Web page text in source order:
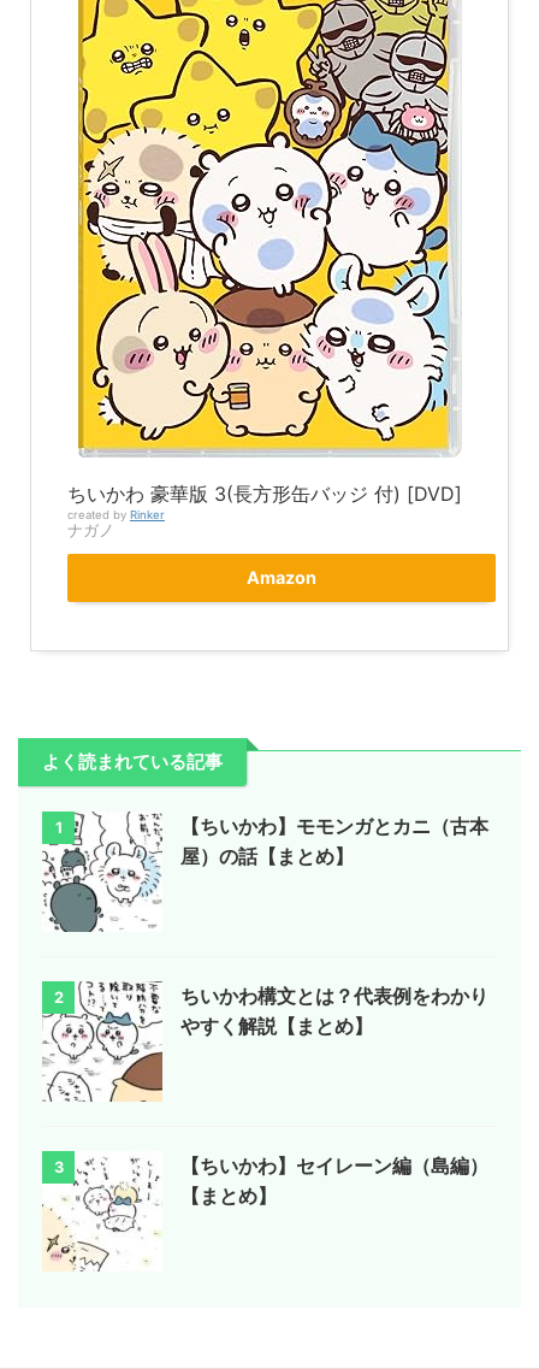
ちいかわ 豪華版 3(長方形缶バッジ 付) [DVD]
created by Rinker
ナガノ
Amazon
よく読まれている記事
1
【ちいかわ】モモンガとカニ（古本
屋）の話【まとめ】
2
ちいかわ構文とは？代表例をわかり
やすく解説【まとめ】
3
【ちいかわ】セイレーン編（島編）
【まとめ】